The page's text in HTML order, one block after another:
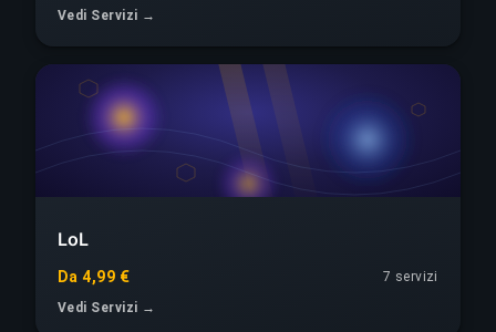
Vedi Servizi →
LoL
Da 4,99 €
7 servizi
Vedi Servizi →